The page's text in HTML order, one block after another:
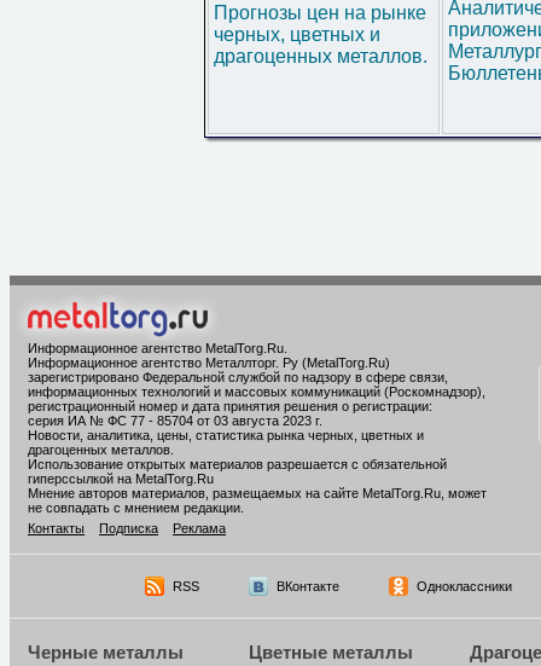
Прогнозы цен на рынке
черных, цветных и
драгоценных металлов.
Информационное агентство MetalTorg.Ru
Информационное агентство Металлторг. Ру (MetalTorg.Ru)
зарегистрировано Федеральной службой по надзору в сфере связи,
информационных технологий и массовых коммуникаций (Роскомнадзор),
регистрационный номер и дата принятия решения о регистрации:
серия ИА № ФС 77 - 85704 от 03 августа 2023 г.
Новости, аналитика, цены, статистика рынка черных, цветных и
драгоценных металлов.
Использование открытых материалов разрешается с обязательной
гиперссылкой на MetalTorg.Ru
Мнение авторов материалов, размещаемых на сайте MetalTorg.Ru, может
не совпадать с мнением редакции.
Контакты
Подписка Реклама
RSS ВКонтакте Одноклассники
Черные металлы Цветные металлы